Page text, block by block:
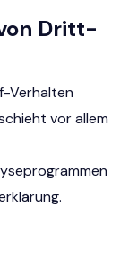
Dritt­
Verhalten
vor allem